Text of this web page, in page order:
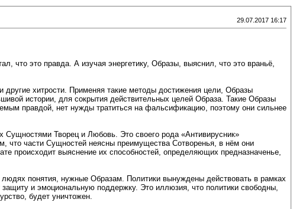
29.07.2017 16:17
что это правда. А изучая энергетику, Образы, выяснил, что это враньё,
хитрости. Применяя такие методы достижения цели, Образы
истории, для сокрытия действительных целей Образа. Такие Образы
правдой, нет нужды тратиться на фальсификацию, поэтому они сильнее
Творец и Любовь. Это своего рода «Антивирусник»
части Сущностей неясны преимущества Сотворенья, в нём они
происходит выяснение их способностей, определяющих предназначенье,
понятия, нужные Образам. Политики вынуждены действовать в рамках
и эмоциональную поддержку. Это иллюзия, что политики свободны,
будет уничтожен.